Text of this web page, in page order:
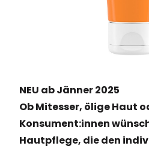
NEU ab Jänner 2025
Ob Mitesser, ölige Haut
Konsument:innen
Hautpflege, die den